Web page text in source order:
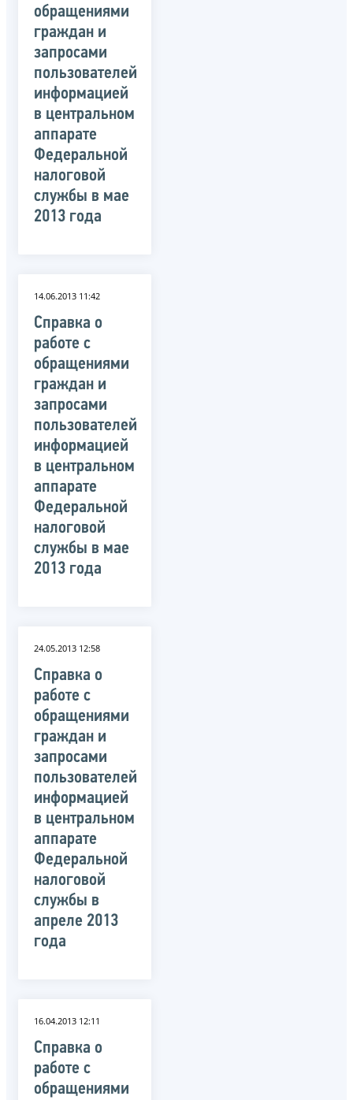
обращениями
граждан и
запросами
пользователей
информацией
в центральном
аппарате
Федеральной
налоговой
службы в мае
2013 года
14.06.2013 11:42
Справка о
работе с
обращениями
граждан и
запросами
пользователей
информацией
в центральном
аппарате
Федеральной
налоговой
службы в мае
2013 года
24.05.2013 12:58
Справка о
работе с
обращениями
граждан и
запросами
пользователей
информацией
в центральном
аппарате
Федеральной
налоговой
службы в
апреле 2013
года
16.04.2013 12:11
Справка о
работе с
обращениями